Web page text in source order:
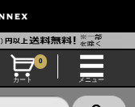
カート
0
メニュー